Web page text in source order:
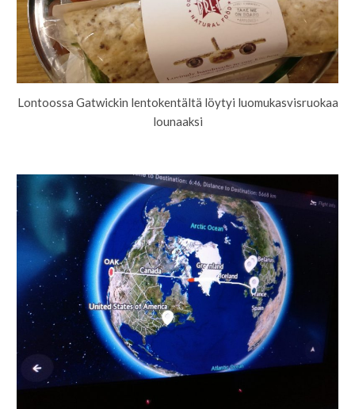
Lontoossa Gatwickin lentokentältä löytyi luomukasvisruokaa
lounaaksi